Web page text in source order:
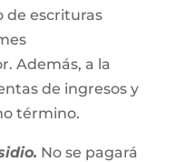
de escrituras
Además, a la
de ingresos y
término.
No se pagará